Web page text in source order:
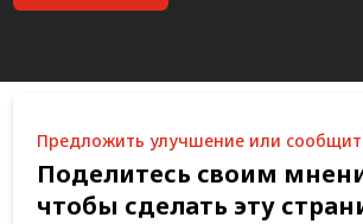
Предложить улучшение или
Поделитесь своим
чтобы сделать эту